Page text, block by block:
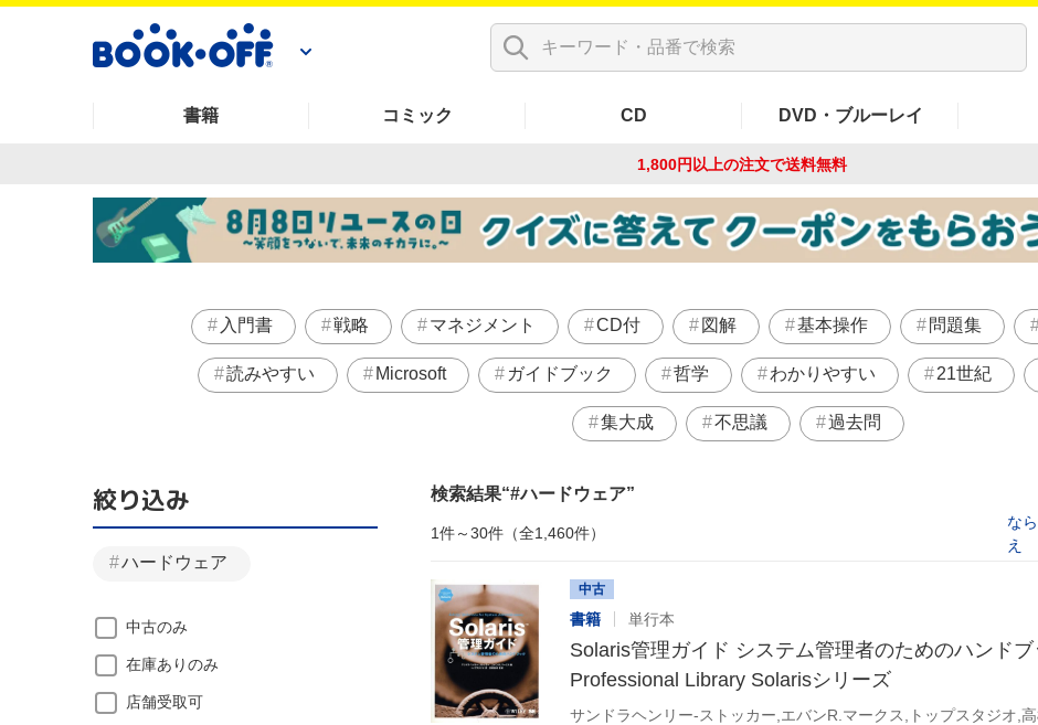
書籍 コミック CD DVD・ブルーレイ
1,800円以上の注文で送料無料
入門書 戦略 マネジメント CD付 図解 基本操作 問題集
読みやすい Microsoft ガイドブック 哲学 わかりやすい 21世紀
集大成 不思議 過去問
検索結果 #ハードウェア
1件～30件（全1,460件）
な
え
中古
書籍 単行本
Solaris管理ガイド システム管理者のためのハンドブ
Professional Library Solarisシリーズ
サンドラヘンリー-ストッカー,エバンR.マークス,トップスタジオ,
絞り込み
ハードウェア
中古のみ
在庫ありのみ
店舗受取可